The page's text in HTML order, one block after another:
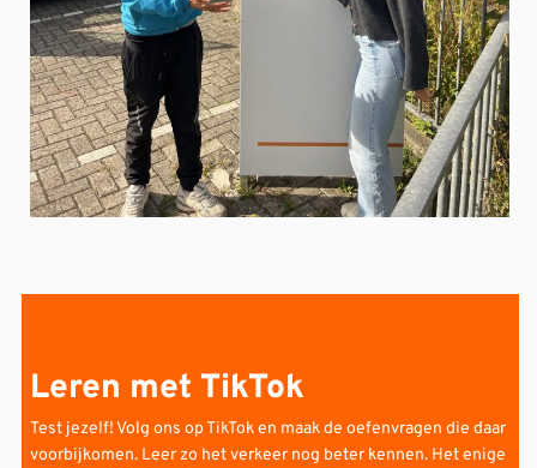
Leren met TikTok
Test jezelf! Volg ons op TikTok en maak de oefenvragen die daar
voorbijkomen. Leer zo het verkeer nog beter kennen. Het enige